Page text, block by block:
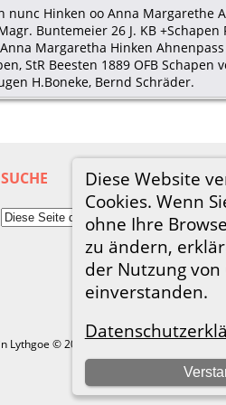
Diese Website
Cookies. Wenn
ohne Ihre
zu ändern,
der Nutzung von
einverstanden.
nunc Hinken oo Anna Margarethe
Buntemeier 26 J. KB +Schapen
Margaretha Hinken
StR Beesten 1889 OFB Schapen
H.Boneke, Bernd Schräder.
SUCHE
Lythgoe © 2001-2026.